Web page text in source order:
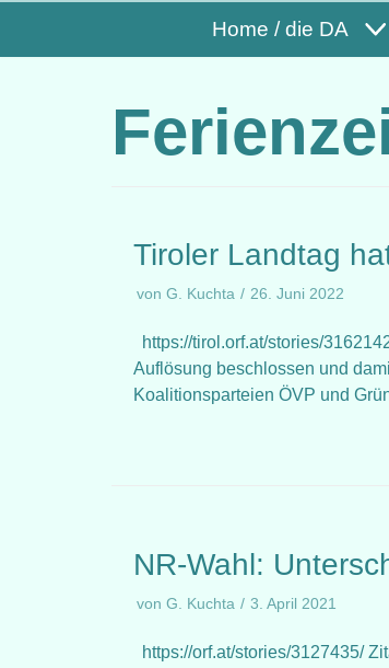
Home / die DA
Tiroler Landtag
von G. Kuchta 26. Juni 2022
https://tirol.orf.at/stories/
Auflösung beschlossen und
Koalitionsparteien ÖVP und
NR-Wahl:
von G. Kuchta 3. April 2021
https://orf.at/stories/3127435/